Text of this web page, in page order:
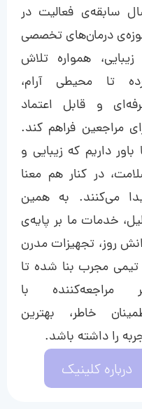
سابقه‌ی فعالیت در
درمان‌های تخصصی
همواره تلاش
تا محیطی آرام،
و قابل اعتماد
مراجعین فراهم کند.
باور داریم که زیبایی و
در کنار هم معنا
می‌کنند. به همین
خدمات ما بر پایه‌ی
روز، تجهیزات مدرن
مجرب بنا شده تا
مراجعه‌کننده با
خاطر، بهترین
را داشته باشد.
درباره کلینیک